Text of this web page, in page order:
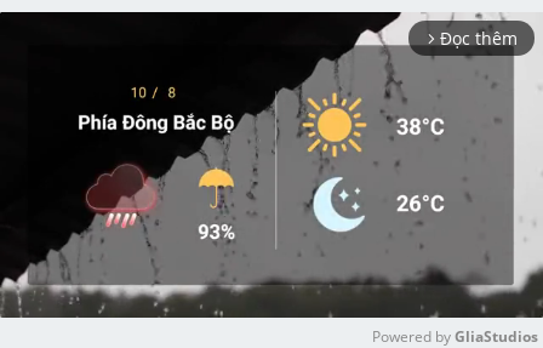
arrow_forward_ios Đọc thêm
Powered by GliaStudios